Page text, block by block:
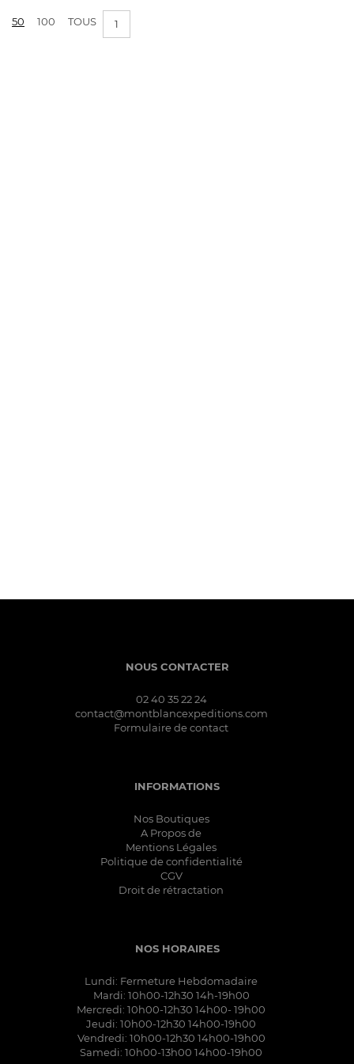
50 100 TOUS 1
NOUS CONTACTER
02 40 35 22 24
contact@montblancexpeditions.com
Formulaire de contact
INFORMATIONS
Nos Boutiques
A Propos de
Mentions Légales
Politique de confidentialité
CGV
Droit de rétractation
NOS HORAIRES
Lundi: Fermeture Hebdomadaire
Mardi: 10h00-12h30 14h-19h00
Mercredi: 10h00-12h30 14h00- 19h00
Jeudi: 10h00-12h30 14h00-19h00
Vendredi: 10h00-12h30 14h00-19h00
Samedi: 10h00-13h00 14h00-19h00